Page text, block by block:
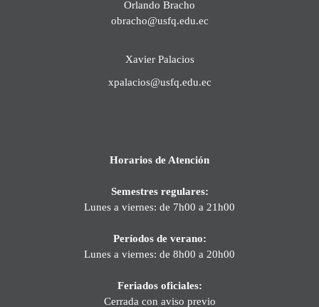
Orlando Bracho
obracho@usfq.edu.ec
Xavier Palacios
xpalacios@usfq.edu.ec
Horarios de Atención
Semestres regulares:
Lunes a viernes: de 7h00 a 21h00
Períodos de verano:
Lunes a viernes: de 8h00 a 20h00
Feriados oficiales:
Cerrada con aviso previo